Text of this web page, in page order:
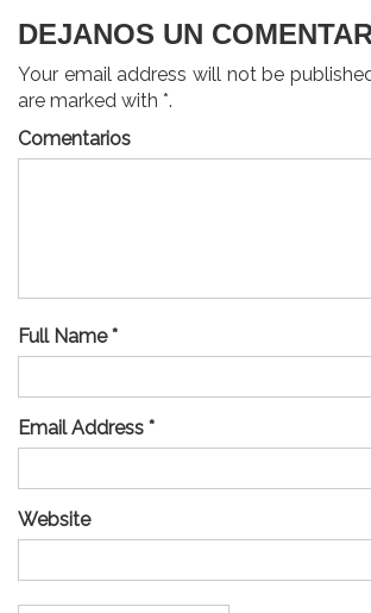
DEJANOS UN
Your email address will not be
are marked with *.
Comentarios
Full Name *
Email Address *
Website